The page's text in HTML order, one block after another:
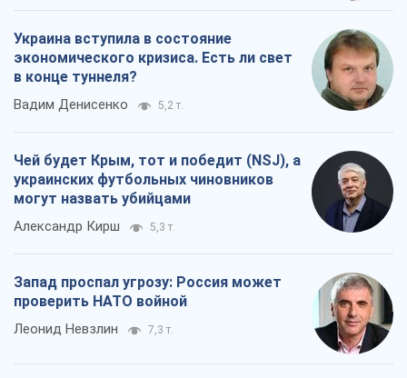
Украина вступила в состояние
экономического кризиса. Есть ли свет
в конце туннеля?
Вадим Денисенко 5,2 т.
Чей будет Крым, тот и победит (NSJ), а
украинских футбольных чиновников
могут назвать убийцами
Александр Кирш 5,3 т.
Запад проспал угрозу: Россия может
проверить НАТО войной
Леонид Невзлин 7,3 т.